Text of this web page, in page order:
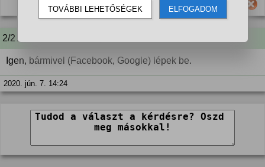
Hasznos számodra ez a válasz?
2/2 A kérdező kommentje:
Igen, bármivel (Facebook, Google) lépek be.
2020. jún. 7. 14:24